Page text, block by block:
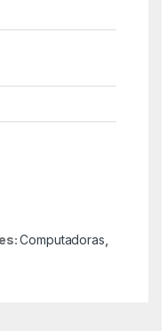
Computadoras